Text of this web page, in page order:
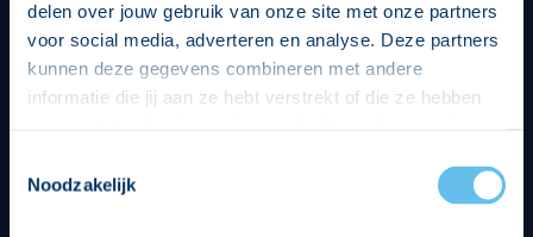
delen over jouw gebruik van onze site met onze partners
voor social media, adverteren en analyse. Deze partners
kunnen deze gegevens combineren met andere
informatie die jij aan ze hebt verstrekt of die ze hebben
op een veilige en integere wijze. Je kunt je toestemming
beheren op de privacy- en cookieverklaring pagina.
Noodzakelijk